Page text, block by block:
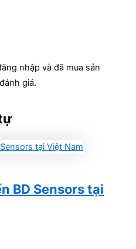
nhập và đã mua sản
giá.
BD Sensors tại